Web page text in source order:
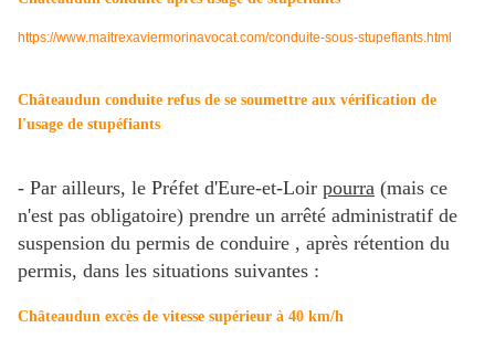
https://www.maitrexaviermorinavocat.com/conduite-sous-stupefiants.html
Châteaudun conduite refus de se soumettre aux vérification de
l'usage de stupéfiants
- Par ailleurs, le Préfet d'Eure-et-Loir pourra (mais ce
n'est pas obligatoire) prendre un arrêté administratif de
suspension du permis de conduire , après rétention du
permis, dans les situations suivantes :
Châteaudun excès de vitesse supérieur à 40 km/h